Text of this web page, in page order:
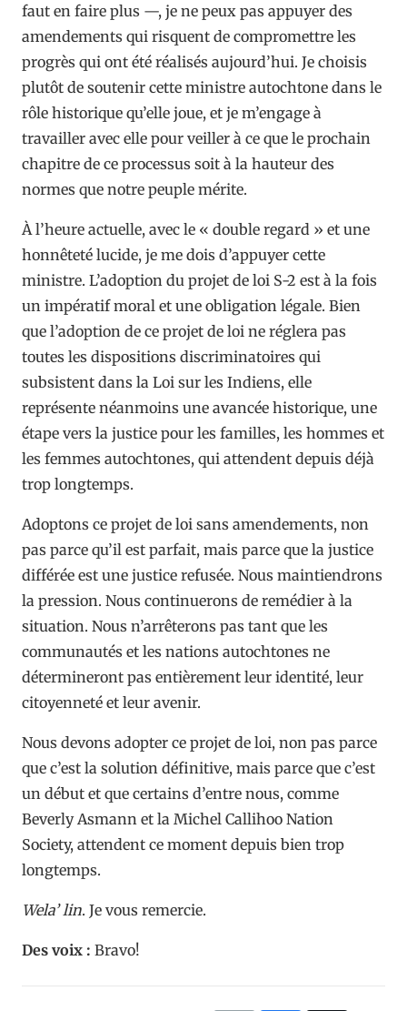
faut en faire plus —, je ne peux pas appuyer des
amendements qui risquent de compromettre les
progrès qui ont été réalisés aujourd’hui. Je choisis
plutôt de soutenir cette ministre autochtone dans le
rôle historique qu’elle joue, et je m’engage à
travailler avec elle pour veiller à ce que le prochain
chapitre de ce processus soit à la hauteur des
normes que notre peuple mérite.
À l’heure actuelle, avec le « double regard » et une
honnêteté lucide, je me dois d’appuyer cette
ministre. L’adoption du projet de loi S-2 est à la fois
un impératif moral et une obligation légale. Bien
que l’adoption de ce projet de loi ne réglera pas
toutes les dispositions discriminatoires qui
subsistent dans la Loi sur les Indiens, elle
représente néanmoins une avancée historique, une
étape vers la justice pour les familles, les hommes et
les femmes autochtones, qui attendent depuis déjà
trop longtemps.
Adoptons ce projet de loi sans amendements, non
pas parce qu’il est parfait, mais parce que la justice
différée est une justice refusée. Nous maintiendrons
la pression. Nous continuerons de remédier à la
situation. Nous n’arrêterons pas tant que les
communautés et les nations autochtones ne
détermineront pas entièrement leur identité, leur
citoyenneté et leur avenir.
Nous devons adopter ce projet de loi, non pas parce
que c’est la solution définitive, mais parce que c’est
un début et que certains d’entre nous, comme
Beverly Asmann et la Michel Callihoo Nation
Society, attendent ce moment depuis bien trop
longtemps.
Wela’ lin. Je vous remercie.
Des voix : Bravo!